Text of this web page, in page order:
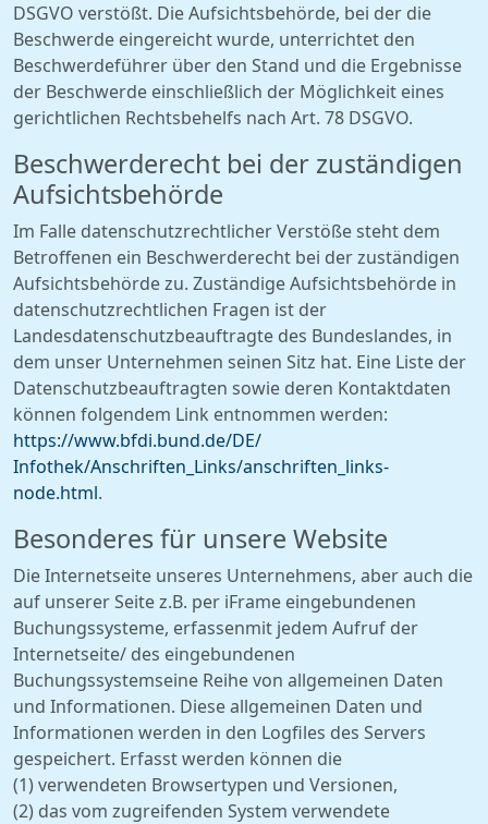
DSGVO verstößt. Die Aufsichtsbehörde, bei der die
Beschwerde eingereicht wurde, unterrichtet den
Beschwerdeführer über den Stand und die Ergebnisse
der Beschwerde einschließlich der Möglichkeit eines
gerichtlichen Rechtsbehelfs nach Art. 78 DSGVO.
Beschwerderecht bei der zuständigen
Aufsichtsbehörde
Im Falle datenschutzrechtlicher Verstöße steht dem
Betroffenen ein Beschwerderecht bei der zuständigen
Aufsichtsbehörde zu. Zuständige Aufsichtsbehörde in
datenschutzrechtlichen Fragen ist der
Landesdatenschutzbeauftragte des Bundeslandes, in
dem unser Unternehmen seinen Sitz hat. Eine Liste der
Datenschutzbeauftragten sowie deren Kontaktdaten
können folgendem Link entnommen werden:
https://www.bfdi.bund.de/DE/
Infothek/Anschriften_Links/anschriften_links-
node.html.
Besonderes für unsere Website
Die Internetseite unseres Unternehmens, aber auch die
auf unserer Seite z.B. per iFrame eingebundenen
Buchungssysteme, erfassenmit jedem Aufruf der
Internetseite/ des eingebundenen
Buchungssystemseine Reihe von allgemeinen Daten
und Informationen. Diese allgemeinen Daten und
Informationen werden in den Logfiles des Servers
gespeichert. Erfasst werden können die
(1) verwendeten Browsertypen und Versionen,
(2) das vom zugreifenden System verwendete